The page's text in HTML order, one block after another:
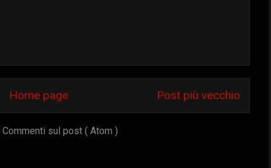
Post più vecchio
Home page
Commenti sul post ( Atom )